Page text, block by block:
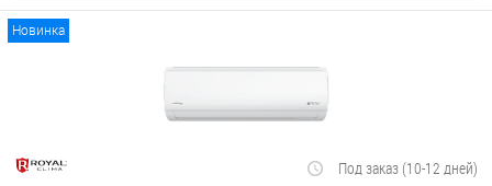
Новинка
Под заказ (10-12 дней)